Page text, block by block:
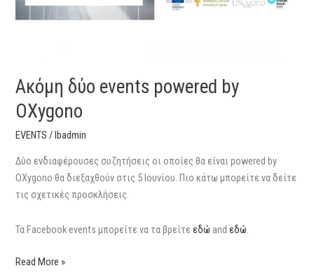
Ακόμη δύο events powered by
OXygono
EVENTS /lbadmin
Δύο ενδιαφέρουσες συζητήσεις οι οποίες θα είναι powered by
OXygono θα διεξαχθούν στις 5 Ιουνίου. Πιο κάτω μπορείτε να δείτε
τις σχετικές προσκλήσεις.
Τα Facebook events μπορείτε να τα βρείτεεδώ andεδώ.
Read More »